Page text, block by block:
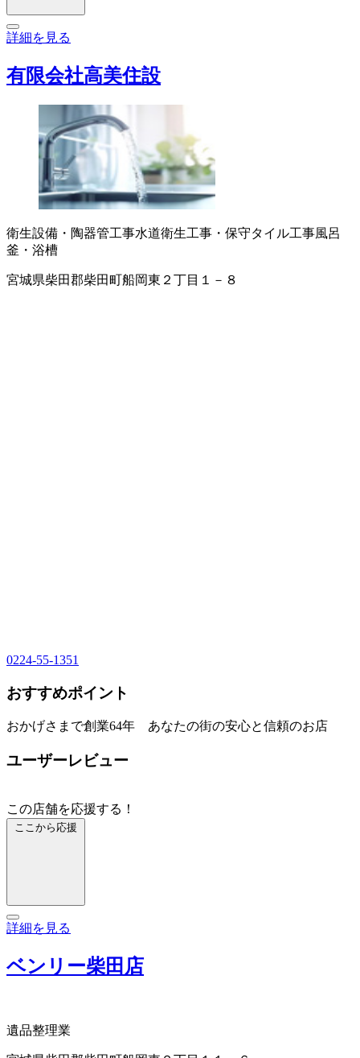
詳細を見る
有限会社高美住設
衛生設備・陶器管工事水道衛生工事・保守タイル工事風呂
釜・浴槽
宮城県柴田郡柴田町船岡東２丁目１－８
0224-55-1351
おすすめポイント
おかげさまで創業64年 あなたの街の安心と信頼のお店
ユーザーレビュー
この店舗を応援する！
ここから応援
詳細を見る
ベンリー柴田店
遺品整理業